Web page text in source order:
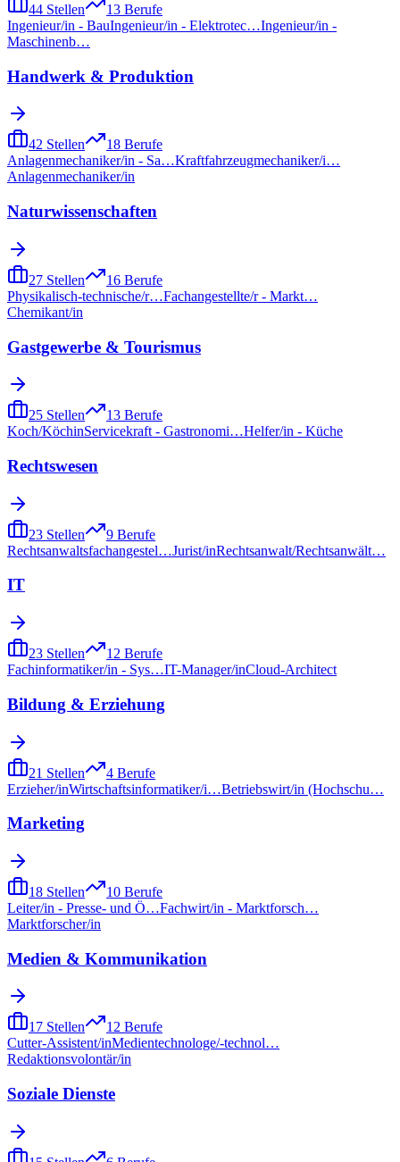
44 Stellen 13 Berufe
Ingenieur/in - BauIngenieur/in - Elektrotec…Ingenieur/in -
Maschinenb…
Handwerk & Produktion
42 Stellen 18 Berufe
Anlagenmechaniker/in - Sa…Kraftfahrzeugmechaniker/i…
Anlagenmechaniker/in
Naturwissenschaften
27 Stellen 16 Berufe
Physikalisch-technische/r…Fachangestellte/r - Markt…
Chemikant/in
Gastgewerbe & Tourismus
25 Stellen 13 Berufe
Koch/KöchinServicekraft - Gastronomi…Helfer/in - Küche
Rechtswesen
23 Stellen 9 Berufe
Rechtsanwaltsfachangestel…Jurist/inRechtsanwalt/Rechtsanwält…
IT
23 Stellen 12 Berufe
Fachinformatiker/in - Sys…IT-Manager/inCloud-Architect
Bildung & Erziehung
21 Stellen 4 Berufe
Erzieher/inWirtschaftsinformatiker/i…Betriebswirt/in (Hochschu…
Marketing
18 Stellen 10 Berufe
Leiter/in - Presse- und Ö…Fachwirt/in - Marktforsch…
Marktforscher/in
Medien & Kommunikation
17 Stellen 12 Berufe
Cutter-Assistent/inMedientechnologe/-technol…
Redaktionsvolontär/in
Soziale Dienste